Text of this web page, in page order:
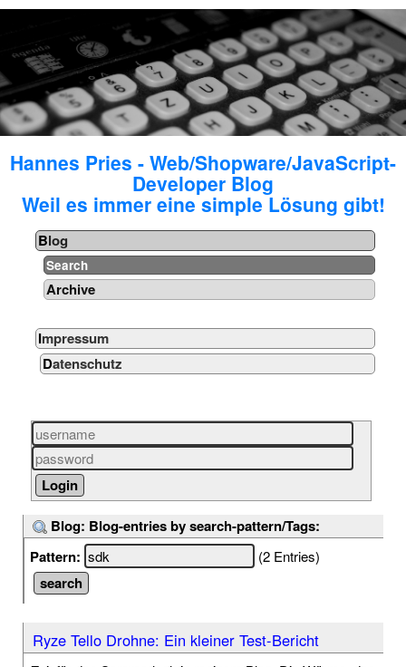
Hannes Pries - Web/Shopware/JavaScript-
Developer Blog
Weil es immer eine simple Lösung gibt!
Blog
Search
Archive
Impressum
Datenschutz
Blog: Blog-entries by search-pattern/Tags:
Pattern:
(2 Entries)
Ryze Tello Drohne: Ein kleiner Test-Bericht